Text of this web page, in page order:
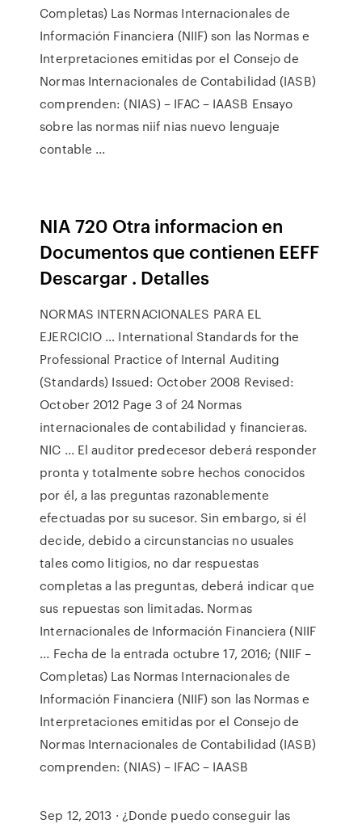
Completas) Las Normas Internacionales de
Información Financiera (NIIF) son las Normas e
Interpretaciones emitidas por el Consejo de
Normas Internacionales de Contabilidad (IASB)
comprenden: (NIAS) – IFAC – IAASB Ensayo
sobre las normas niif nias nuevo lenguaje
contable ...
NIA 720 Otra informacion en
Documentos que contienen EEFF
Descargar . Detalles
NORMAS INTERNACIONALES PARA EL
EJERCICIO … International Standards for the
Professional Practice of Internal Auditing
(Standards) Issued: October 2008 Revised:
October 2012 Page 3 of 24 Normas
internacionales de contabilidad y financieras.
NIC ... El auditor predecesor deberá responder
pronta y totalmente sobre hechos conocidos
por él, a las preguntas razonablemente
efectuadas por su sucesor. Sin embargo, si él
decide, debido a circunstancias no usuales
tales como litigios, no dar respuestas
completas a las preguntas, deberá indicar que
sus repuestas son limitadas. Normas
Internacionales de Información Financiera (NIIF
... Fecha de la entrada octubre 17, 2016; (NIIF –
Completas) Las Normas Internacionales de
Información Financiera (NIIF) son las Normas e
Interpretaciones emitidas por el Consejo de
Normas Internacionales de Contabilidad (IASB)
comprenden: (NIAS) – IFAC – IAASB
Sep 12, 2013 · ¿Donde puedo conseguir las